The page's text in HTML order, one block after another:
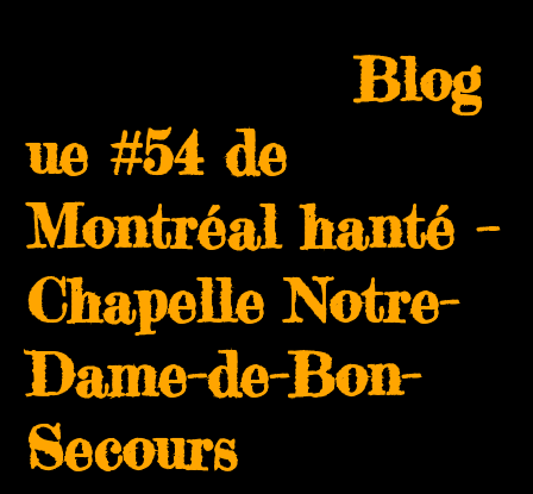
Blog
ue #54 de
Montréal hanté –
Chapelle Notre-
Dame-de-Bon-
Secours